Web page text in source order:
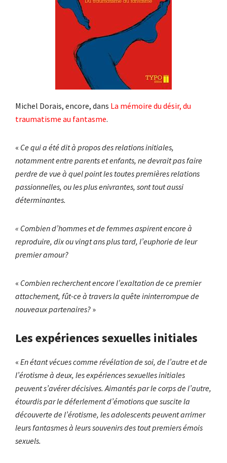
Michel Dorais, encore, dans La mémoire du désir, du
traumatisme au fantasme.
« Ce qui a été dit à propos des relations initiales,
notamment entre parents et enfants, ne devrait pas faire
perdre de vue à quel point les toutes premières relations
passionnelles, ou les plus enivrantes, sont tout aussi
déterminantes.
« Combien d’hommes et de femmes aspirent encore à
reproduire, dix ou vingt ans plus tard, l’euphorie de leur
premier amour?
« Combien recherchent encore l’exaltation de ce premier
attachement, fût-ce à travers la quête ininterrompue de
nouveaux partenaires? »
Les expériences sexuelles initiales
« En étant vécues comme révélation de soi, de l’autre et de
l’érotisme à deux, les expériences sexuelles initiales
peuvent s’avérer décisives. Aimantés par le corps de l’autre,
étourdis par le déferlement d’émotions que suscite la
découverte de l’érotisme, les adolescents peuvent arrimer
leurs fantasmes à leurs souvenirs des tout premiers émois
sexuels.